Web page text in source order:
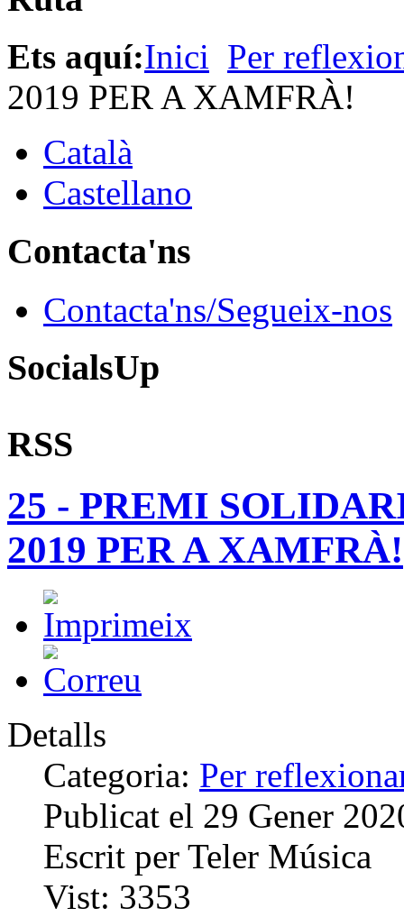
Ets aquí:Inici Per
2019 PER A XAMFRÀ!
Català
Castellano
Contacta'ns
Contacta'ns/Segueix-nos
SocialsUp
RSS
25 - PREMI
2019 PER A XAMFRÀ!
Detalls
Categoria: Per
Publicat el 29 Gener
Escrit per Teler Música
Vist: 3353